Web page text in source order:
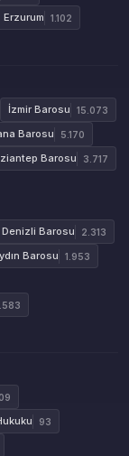
Erzurum 1.102
İzmir Barosu 15.073
Barosu 5.170
Barosu 3.717
Denizli Barosu 2.313
Barosu 1.953
93